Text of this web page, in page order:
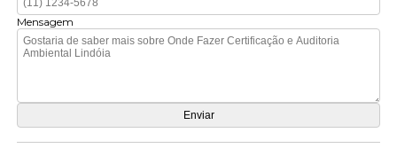
Mensagem